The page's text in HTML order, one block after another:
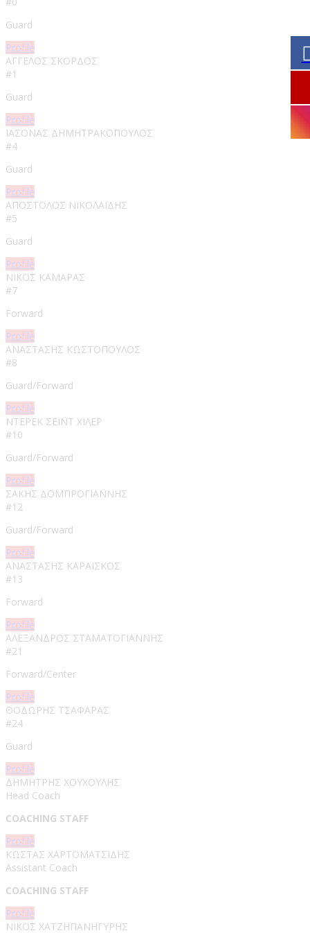
Guard
Profile
ΑΓΓΕΛΟΣ ΣΚΟΡΔΟΣ
#1
Guard
Profile
ΙΑΣΟΝΑΣ ΔΗΜΗΤΡΑΚΟΠΟΥΛΟΣ
#4
Guard
Profile
ΑΠΟΣΤΟΛΟΣ ΝΙΚΟΛΑΪΔΗΣ
#5
Guard
Profile
ΝΙΚΟΣ ΚΑΜΑΡΑΣ
#7
Forward
Profile
ΑΝΑΣΤΑΣΗΣ ΚΩΣΤΟΠΟΥΛΟΣ​
#8
Guard/Forward
Profile
ΝΤΕΡΕΚ ΣΕΙΝΤ ΧΙΛΕΡ
#10
Guard/Forward
Profile
ΣΑΚΗΣ ΔΟΜΠΡΟΓΙΑΝΝΗΣ
#12
Guard/Forward
Profile
ΑΝΑΣΤΑΣΗΣ ΚΑΡΑΪΣΚΟΣ
#13
Forward
Profile
ΑΛΕΞΑΝΔΡΟΣ ΣΤΑΜΑΤΟΓΙΑΝΝΗΣ​
#21
Forward/Center
Profile
ΘΟΔΩΡΗΣ ΤΣΑΦΑΡΑΣ
#24
Guard
Profile
ΔΗΜΗΤΡΗΣ ΧΟΥΧΟΥΛΗΣ
Head Coach
COACHING STAFF
Profile
ΚΩΣΤΑΣ ΧΑΡΤΟΜΑΤΣΙΔΗΣ
Assistant Coach
COACHING STAFF
Profile
ΝΙΚΟΣ ΧΑΤΖΗΠΑΝΗΓΥΡΗΣ